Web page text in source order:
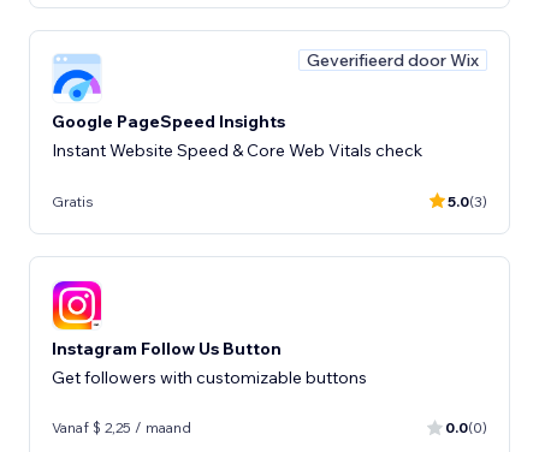
Geverifieerd door Wix
Google PageSpeed Insights
Instant Website Speed & Core Web Vitals check
Gratis 5.0(3)
Instagram Follow Us Button
Get followers with customizable buttons
Vanaf $ 2,25 / maand 0.0(0)